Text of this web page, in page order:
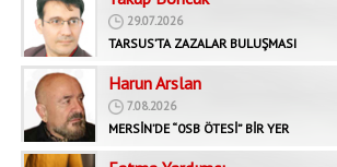
Harun Arslan
7.08.2026
Fatma Yardımcı
29.08.2025